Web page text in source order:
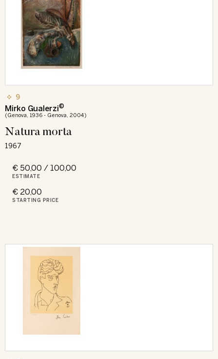
9
Mirko Gualerzi©
(Genova, 1936 - Genova, 2004)
Natura morta
1967
€ 50,00 / 100,00
ESTIMATE
€ 20,00
STARTING PRICE